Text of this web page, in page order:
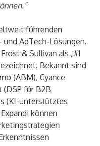
führenden
AdTech-Lösungen.
& Sullivan als „#1
Bekannt sind
(ABM), Cyance
für B2B
(KI-unterstütztes
können